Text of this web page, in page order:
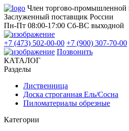
Член торгово-промышленной
Заслуженный поставщик России
Пн-Пт 08:00-17:00 Сб-ВС выходной
+7 (473) 502-00-00 +7 (900) 307-70-00
Позвонить
КАТАЛОГ
Разделы
Лиственница
Доска строганная Ель/Сосна
Пиломатериалы обрезные
Категории